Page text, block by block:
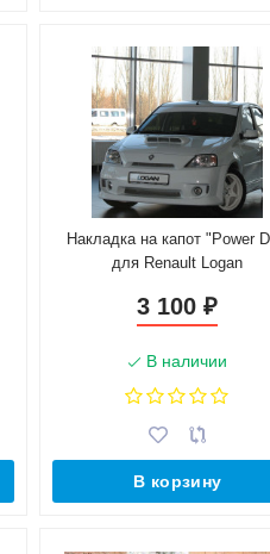
Накладка на капот "Power
для Renault Logan
3 100₽
В наличии
В корзину